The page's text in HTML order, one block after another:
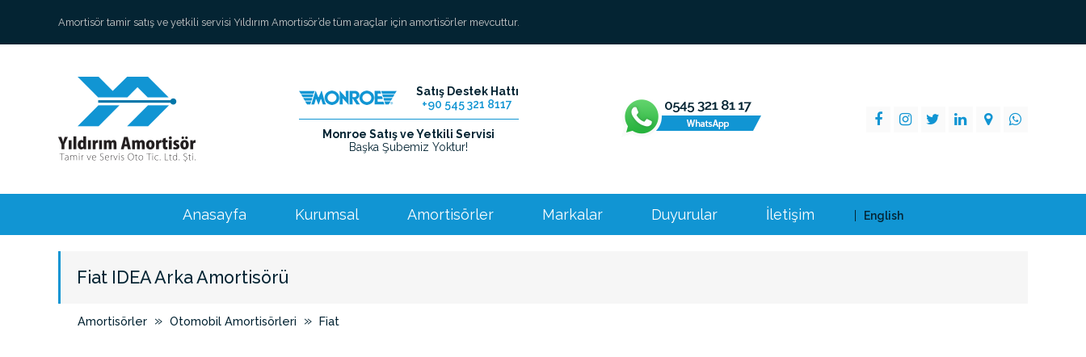
Amortisör tamir satış ve yetkili servisi Yıldırım Amortisör’de tüm araçlar için amortisörler mevcuttur.
Satış Destek Hattı
+90 545 321 8117
Monroe Satış ve Yetkili Servisi
Başka Şubemiz Yoktur!
Anasayfa Kurumsal Amortisörler Markalar Duyurular İletişim English
Fiat IDEA Arka Amortisörü
Amortisörler » Otomobil Amortisörleri » Fiat